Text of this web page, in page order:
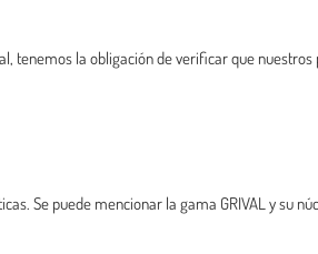
la obligación de verificar que
Se puede mencionar la gama GRIVAL y su